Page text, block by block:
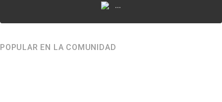
...
POPULAR EN LA COMUNIDAD